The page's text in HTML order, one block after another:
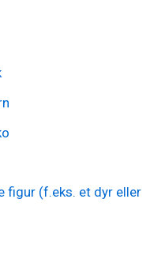
figur (f.eks. et dyr eller